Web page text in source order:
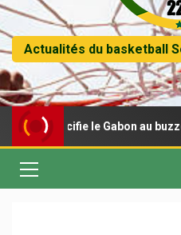
Actualités du basketball
le Gabon au buzzer